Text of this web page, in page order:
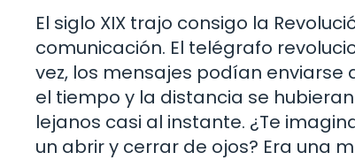
El siglo XIX trajo consigo la
comunicación. El telégrafo
vez, los mensajes podían enviarse
el tiempo y la distancia se
lejanos casi al instante. ¿Te
un abrir y cerrar de ojos? Era una